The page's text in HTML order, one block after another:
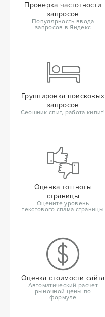
Проверка частотности
запросов
Популярность ввода
запросов в Яндекс
Группировка поисковых
запросов
Сеошник спит, работа кипит!
Оценка тошноты
страницы
Оцените уровень
текстового спама страницы
Оценка стоимости сайта
Автоматический расчет
рыночной цены по
формуле